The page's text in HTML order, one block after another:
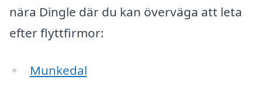
nära Dingle där du kan överväga att leta
efter flyttfirmor:
Munkedal